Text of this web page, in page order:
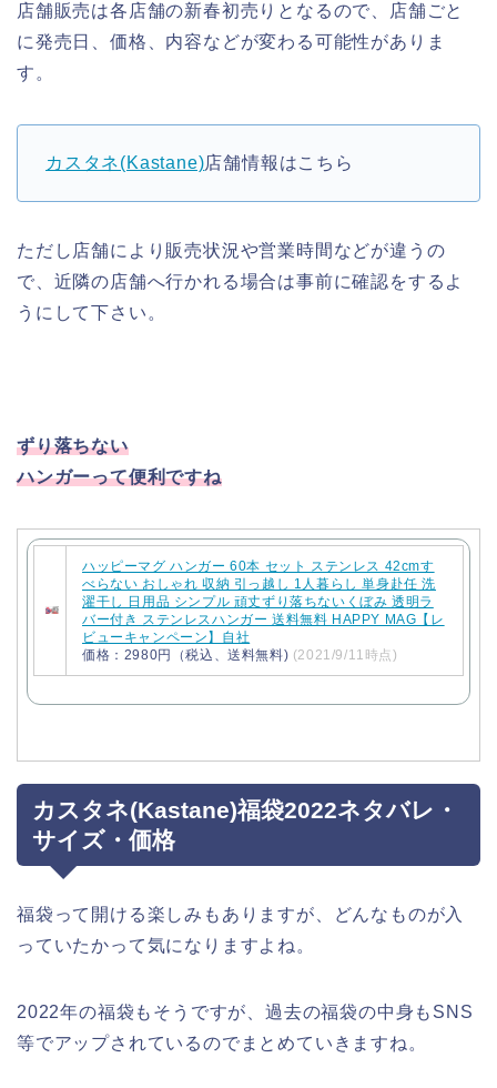
店舗販売は各店舗の新春初売りとなるので、店舗ごと
に発売日、価格、内容などが変わる可能性がありま
す。
カスタネ(Kastane)店舗情報はこちら
ただし店舗により販売状況や営業時間などが違うの
で、近隣の店舗へ行かれる場合は事前に確認をするよ
うにして下さい。
ずり落ちない
ハンガーって便利ですね
ハッピーマグ ハンガー 60本 セット ステンレス 42cmす
べらない おしゃれ 収納 引っ越し 1人暮らし 単身赴任 洗
濯干し 日用品 シンプル 頑丈ずり落ちないくぼみ 透明ラ
バー付き ステンレスハンガー 送料無料 HAPPY MAG【レ
ビューキャンペーン】自社
価格：2980円（税込、送料無料) (2021/9/11時点)
カスタネ(Kastane)福袋2022ネタバレ・
サイズ・価格
福袋って開ける楽しみもありますが、どんなものが入
っていたかって気になりますよね。
2022年の福袋もそうですが、過去の福袋の中身もSNS
等でアップされているのでまとめていきますね。